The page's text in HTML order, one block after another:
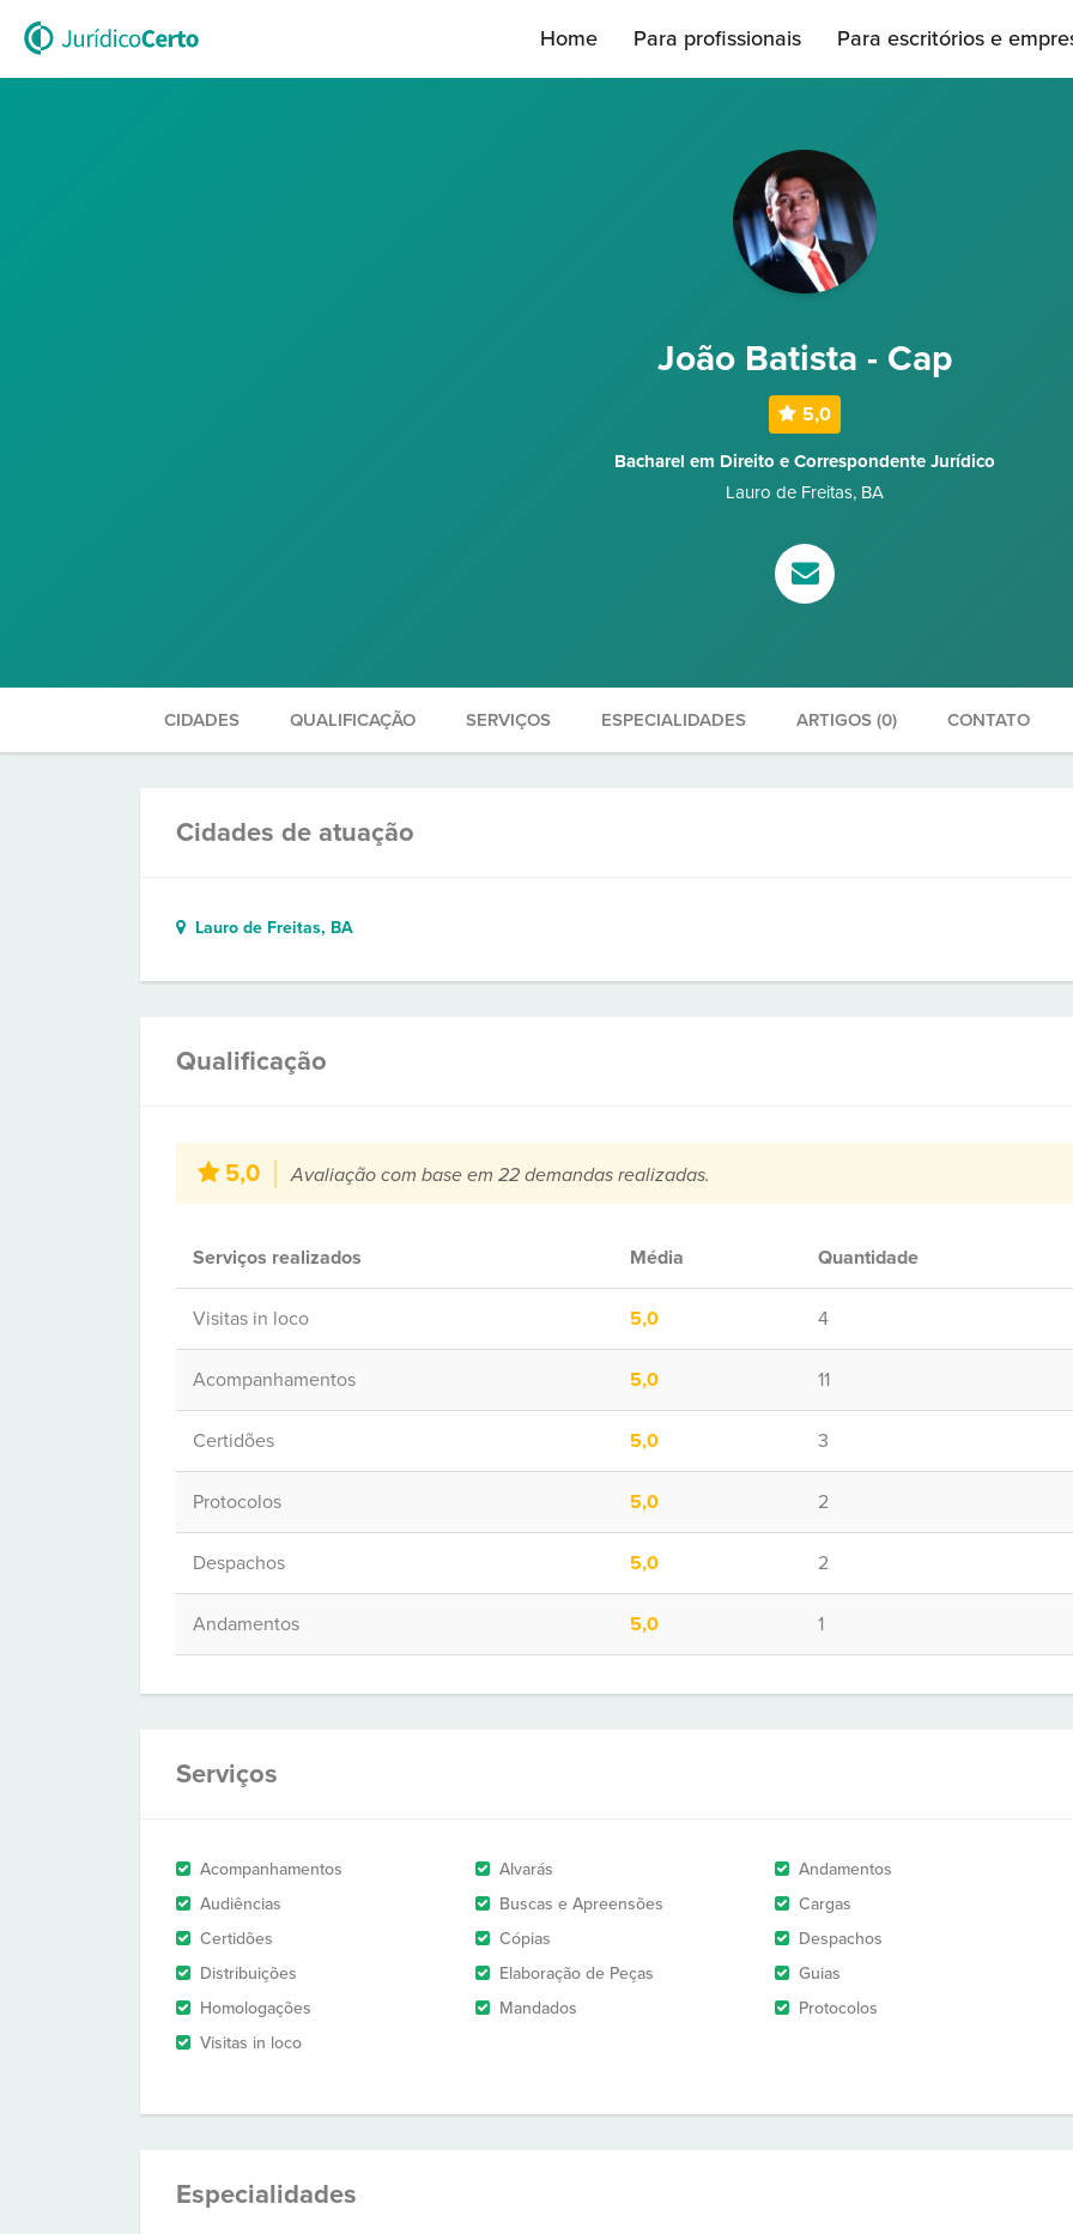
Home Para profissionais Para escritórios e
João Batista - Cap
5,0
Bacharel em Direito e Correspondente Jurídico
Lauro de Freitas, BA
CIDADES QUALIFICAÇÃO SERVIÇOS ESPECIALIDADES ARTIGOS (0) CONTATO
Cidades de atuação
Lauro de Freitas, BA
Qualificação
5,0 Avaliação com base em 22 demandas realizadas.
Serviços realizados Média Quantidade
Visitas in loco 5,0 4
Acompanhamentos 5,0 11
Certidões 5,0 3
Protocolos 5,0 2
Despachos 5,0 2
Andamentos 5,0 1
Serviços
Acompanhamentos Alvarás
Andamentos
Audiências
Buscas e Apreensões
Cargas
Certidões
Cópias
Despachos
Distribuições
Elaboração de Peças
Guias
Homologações
Mandados
Protocolos
Visitas in loco
Especialidades